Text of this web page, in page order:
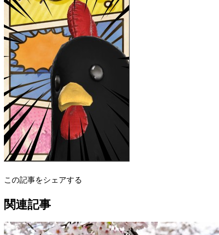
この記事をシェアする
関連記事